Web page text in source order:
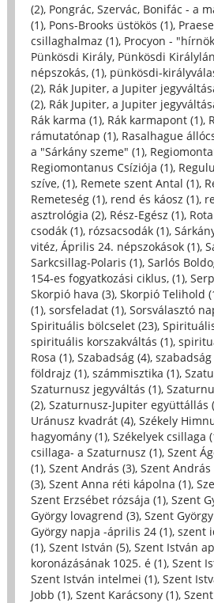
(2), Pongrác, Szervác, Bonifác - a
(1), Pons-Brooks üstökös (1),
csillaghalmaz (1), Procyon -
Pünkösdi Király, Pünkösdi
népszokás, (1), pünkösdi-
(2), Rák Jupiter, a Jupiter
(2), Rák Jupiter, a Jupiter
Rák karma (1), Rák karmapont (1),
rámutatónap (1), Rasalhague
a "Sárkány szeme" (1),
Regiomontanus Csíziója (1),
szíve, (1), Remete szent Antal (1),
Remeteség (1), rend és káosz (1),
asztrológia (2), Rész-Egész (1),
csodák (1), rózsacsodák (1),
vitéz, Április 24. népszokások (1),
Sarkcsillag-Polaris (1), Sarlós
154-es fogyatkozási ciklus, (1),
Skorpió hava (3), Skorpió Telihold
(1), sorsfeladat (1), Sorsválasztó
Spirituális bölcselet (23),
spirituális korszakváltás (1),
Rosa (1), Szabadság (4),
földrajz (1), számmisztika (1),
Szaturnusz jegyváltás (1),
(2), Szaturnusz-Jupiter együttállás
Uránusz kvadrát (4), Székely
hagyomány (1), Székelyek csillaga
csillaga- a Szaturnusz (1), Szent
(1), Szent András (3), Szent András
(3), Szent Anna réti kápolna (1),
Szent Erzsébet rózsája (1), Szent
György lovagrend (3), Szent
György napja -április 24 (1), szent
(1), Szent István (5), Szent István
koronázásának 1025. é (1), Szent
Szent István intelmei (1), Szent
Jobb (1), Szent Karácsony (1),